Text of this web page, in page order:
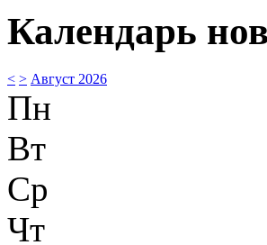
Календарь
< > Август 2026
Пн
Вт
Ср
Чт